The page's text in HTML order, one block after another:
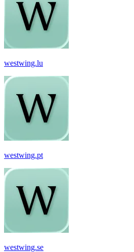
westwing.lu
westwing.pt
westwing.se